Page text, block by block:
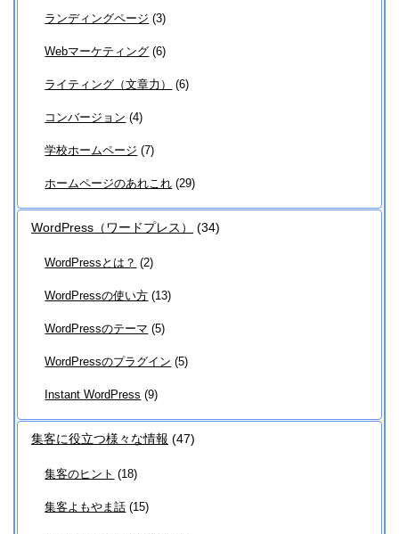
ランディングページ (3)
Webマーケティング (6)
ライティング（文章力） (6)
コンバージョン (4)
学校ホームページ (7)
ホームページのあれこれ (29)
WordPress（ワードプレス） (34)
WordPressとは？ (2)
WordPressの使い方 (13)
WordPressのテーマ (5)
WordPressのプラグイン (5)
Instant WordPress (9)
集客に役立つ様々な情報 (47)
集客のヒント (18)
集客よもやま話 (15)